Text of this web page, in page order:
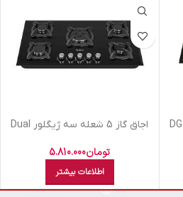
اجاق گاز 5 شعله داتیس مدل DG
اجاق گاز 5 شعله سه ژیگلور Dual
تومان5.810.000
اطلاعات بیشتر